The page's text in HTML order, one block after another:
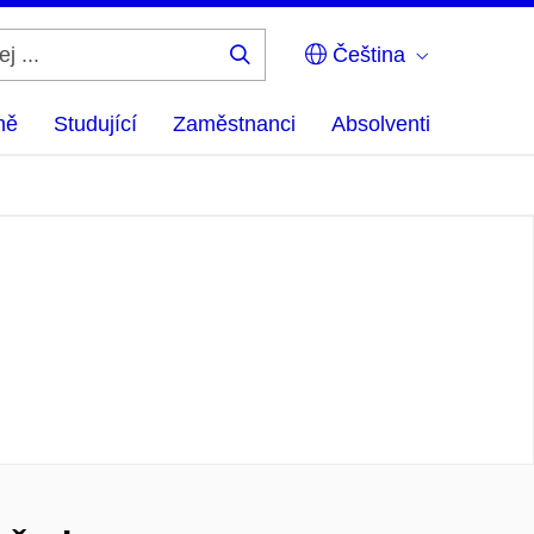
Čeština
Studující Zaměstnanci Absolventi